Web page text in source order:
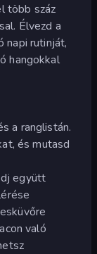
több száz
Élvezd a
napi rutinját,
hangokkal
a ranglistán.
és mutasd
együtt
való